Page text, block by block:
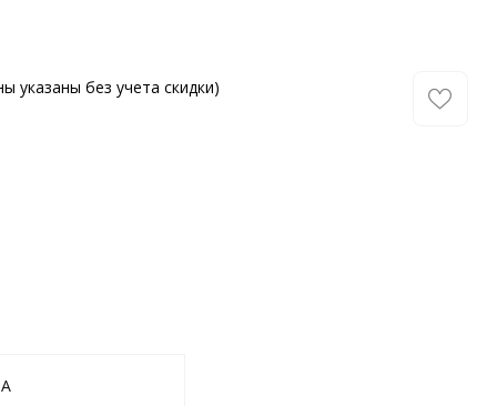
указаны без учета скидки)